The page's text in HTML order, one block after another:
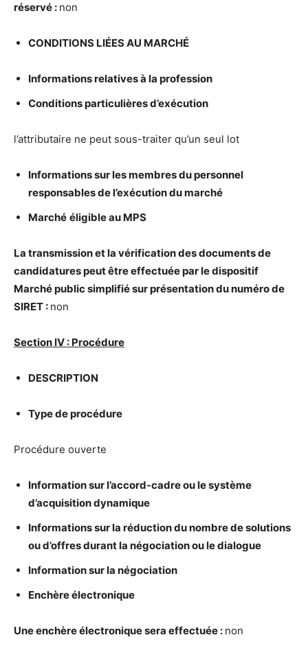
réservé : non
CONDITIONS LIÉES AU MARCHÉ
Informations relativesà la profession
Conditions particulières d’exécution
l’attributaire ne peut sous-traiter qu’un seul lot
Informations sur les membres du personnel
responsables de l’exécution du marché
Marché éligible au MPS
La transmission et la vérification des documents de
candidatures peutêtre effectuée par le dispositif
Marchépublic simplifiésur présentation du numéro de
SIRET : non
Section IV : Procédure
DESCRIPTION
Type de procédure
Procédure ouverte
Information sur l’accord-cadre ou le système
d’acquisition dynamique
Informations sur la réduction du nombre de solutions
ou d’offres durant la négociation ou le dialogue
Information sur la négociation
Enchèreélectronique
Une enchèreélectronique sera effectuée : non